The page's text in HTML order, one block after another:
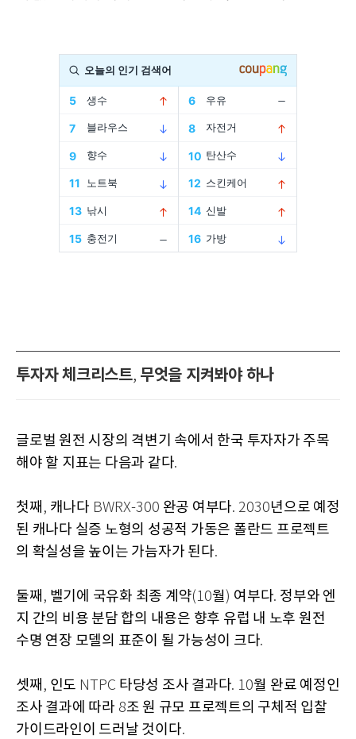
투자자 체크리스트, 무엇을 지켜봐야 하나
글로벌 원전 시장의 격변기 속에서 한국 투자자가 주목
해야 할 지표는 다음과 같다.
첫째 , 캐나다 BWRX-300 완공 여부다. 2030년으로 예정
된 캐나다 실증 노형의 성공적 가동은 폴란드 프로젝트
의 확실성을 높이는 가늠자가 된다.
둘째 , 벨기에 국유화 최종 계약(10월 ) 여부다. 정부와 엔
지 간의 비용 분담 합의 내용은 향후 유럽 내 노후 원전
수명 연장 모델의 표준이 될 가능성이 크다.
셋째 , 인도 NTPC 타당성 조사 결과다. 10월 완료 예정인
조사 결과에 따라 8조 원 규모 프로젝트의 구체적 입찰
가이드라인이 드러날 것이다.